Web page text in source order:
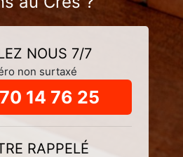
NOUS 7/7
non surtaxé
14 76 25
RAPPELÉ